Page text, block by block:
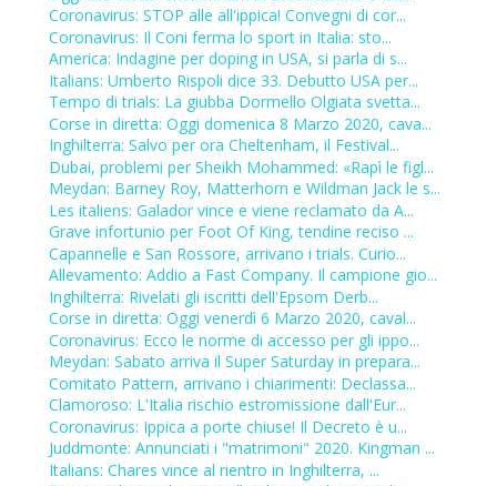
Coronavirus: STOP alle all'ippica! Convegni di cor...
Coronavirus: Il Coni ferma lo sport in Italia: sto...
America: Indagine per doping in USA, si parla di s...
Italians: Umberto Rispoli dice 33. Debutto USA per...
Tempo di trials: La giubba Dormello Olgiata svetta...
Corse in diretta: Oggi domenica 8 Marzo 2020, cava...
Inghilterra: Salvo per ora Cheltenham, il Festival...
Dubai, problemi per Sheikh Mohammed: «Rapì le figl...
Meydan: Barney Roy, Matterhorn e Wildman Jack le s...
Les italiens: Galador vince e viene reclamato da A...
Grave infortunio per Foot Of King, tendine reciso ...
Capannelle e San Rossore, arrivano i trials. Curio...
Allevamento: Addio a Fast Company. Il campione gio...
Inghilterra: Rivelati gli iscritti dell'Epsom Derb...
Corse in diretta: Oggi venerdì 6 Marzo 2020, caval...
Coronavirus: Ecco le norme di accesso per gli ippo...
Meydan: Sabato arriva il Super Saturday in prepara...
Comitato Pattern, arrivano i chiarimenti: Declassa...
Clamoroso: L'Italia rischio estromissione dall'Eur...
Coronavirus: Ippica a porte chiuse! Il Decreto è u...
Juddmonte: Annunciati i "matrimoni" 2020. Kingman ...
Italians: Chares vince al rientro in Inghilterra, ...